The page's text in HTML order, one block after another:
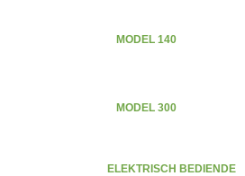
MODEL 140
MODEL 300
ELEKTRISCH BEDIENDE